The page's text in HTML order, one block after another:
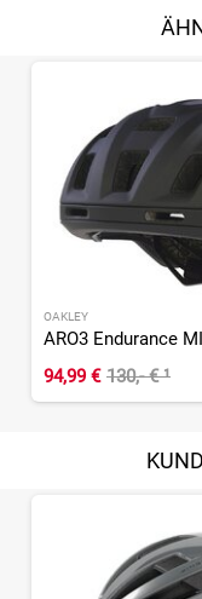
OAKLEY
ARO3 Endurance
94,99 € 130,- €¹